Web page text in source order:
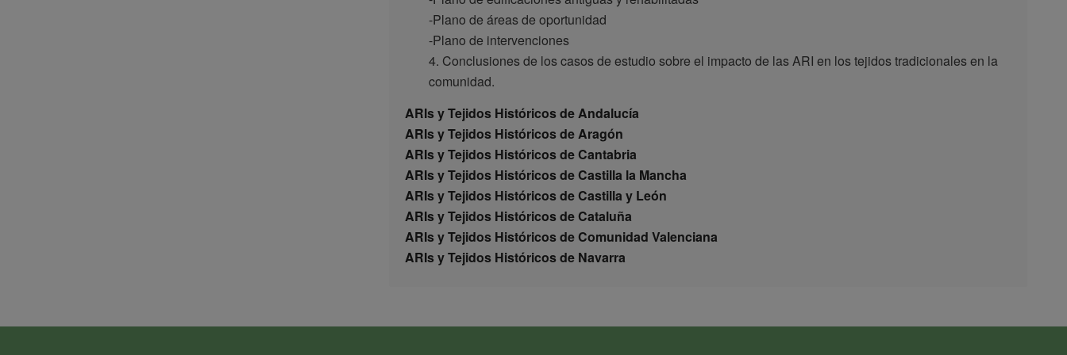
-Plano de áreas de oportunidad
-Plano de intervenciones
4. Conclusiones de los casos de estudio sobre el impacto de las ARI en los tejidos tradicionales en la
comunidad.
ARIs y Tejidos Históricos de Andalucía
ARIs y Tejidos Históricos de Aragón
ARIs y Tejidos Históricos de Cantabria
ARIs y Tejidos Históricos de Castilla la Mancha
ARIs y Tejidos Históricos de Castilla y León
ARIs y Tejidos Históricos de Cataluña
ARIs y Tejidos Históricos de Comunidad Valenciana
ARIs y Tejidos Históricos de Navarra